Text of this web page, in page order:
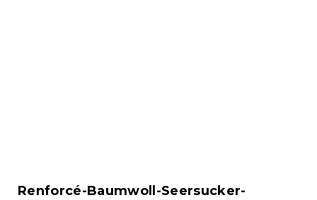
Renforcé-Baumwoll-Seersucker-